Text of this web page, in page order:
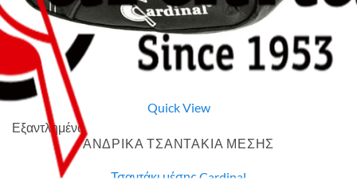
Quick View
Εξαντλημένο
ΑΝΔΡΙΚΑ ΤΣΑΝΤΑΚΙΑ ΜΕΣΗΣ
Τσαντάκι μέσης Cardinal